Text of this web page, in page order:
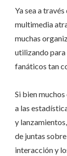
Ya sea a
multimedia
muchas
utilizando
fanáticos tan
Si bien
a las
y
de juntas
interacción y